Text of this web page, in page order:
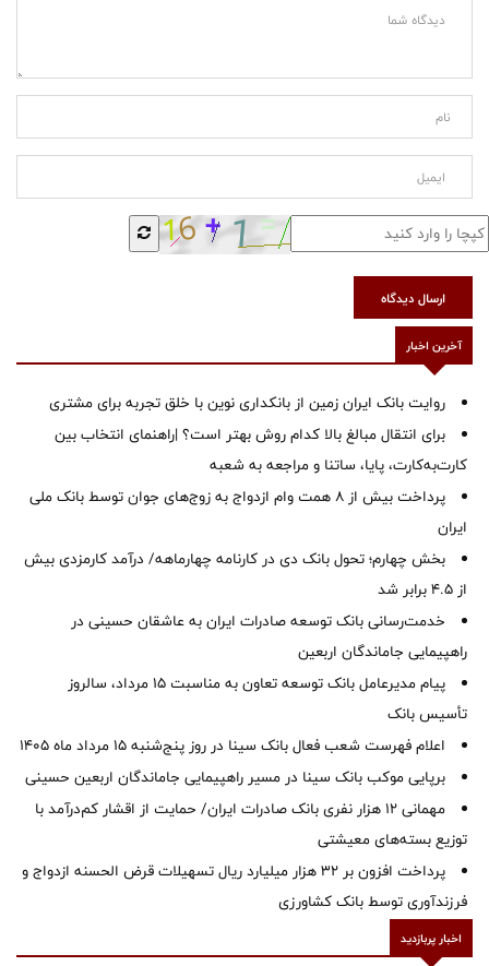
ارسال دیدگاه
آخرین اخبار
روایت بانک ایران زمین از بانکداری نوین با خلق تجربه برای مشتری
برای انتقال مبالغ بالا کدام روش بهتر است؟ |راهنمای انتخاب بین
کارت‌به‌کارت، پایا، ساتنا و مراجعه به شعبه
پرداخت بیش از ۸ همت وام ازدواج به زوج‌های جوان توسط بانک ملی
ایران
بخش چهارم؛ تحول بانک دی در کارنامه چهارماهه/ درآمد کارمزدی بیش
از ۴.۵ برابر شد
خدمت‌رسانی بانک توسعه صادرات ایران به عاشقان حسینی در
راهپیمایی جاماندگان اربعین
پیام مدیرعامل بانک توسعه تعاون به مناسبت 15 مرداد، سالروز
تأسیس بانک
اعلام فهرست شعب فعال بانک سینا در روز پنج‌شنبه 15 مرداد ماه 1405
برپایی موکب بانک سینا در مسیر راهپیمایی جاماندگان اربعین حسینی
مهمانی ۱۲ هزار نفری بانک صادرات ایران/ حمایت از اقشار کم‌درآمد با
توزیع بسته‌های معیشتی
پرداخت افزون بر 32 هزار میلیارد ریال تسهیلات قرض الحسنه ازدواج و
فرزندآوری توسط بانک کشاورزی
اخبار پربازدید